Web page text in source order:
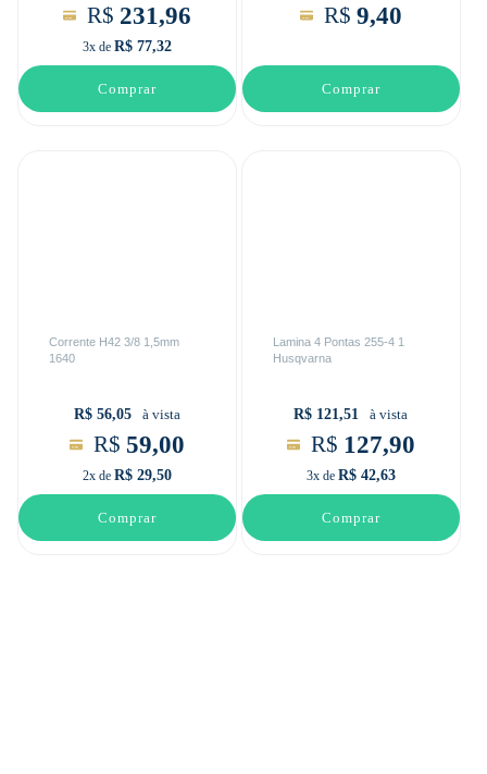
R$ 231,96
3x de R$ 77,32
Comprar
R$ 9,40
Comprar
Corrente H42 3/8 1,5mm
1640
R$ 56,05 à vista
R$ 59,00
2x de R$ 29,50
Comprar
Lamina 4 Pontas 255-4 1
Husqvarna
R$ 121,51 à vista
R$ 127,90
3x de R$ 42,63
Comprar